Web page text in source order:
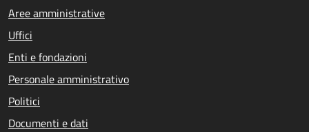
Aree amministrative
Uffici
Enti e fondazioni
Personale amministrativo
Politici
Documenti e dati